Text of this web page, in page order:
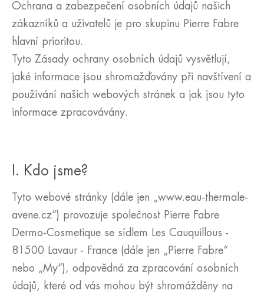
Ochrana a zabezpečení osobních údajů našich
zákazníků a uživatelů je pro skupinu Pierre Fabre
hlavní prioritou.
Tyto Zásady ochrany osobních údajů vysvětlují,
jaké informace jsou shromažďovány při navštívení a
používání našich webových stránek a jak jsou tyto
informace zpracovávány.
I. Kdo jsme?
Tyto webové stránky (dále jen „www.eau-thermale-
avene.cz“) provozuje společnost Pierre Fabre
Dermo-Cosmetique se sídlem Les Cauquillous -
81500 Lavaur - France (dále jen „Pierre Fabre“
nebo „My“), odpovědná za zpracování osobních
údajů, které od vás mohou být shromážděny na